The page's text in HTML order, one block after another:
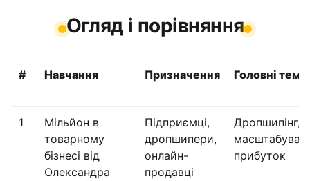
Огляд і порівняння
# Навчання Призначення Головні теми
1
Мільйон в
товарному
бізнесі від
Олександра
Підприємці,
дропшипери,
онлайн-
продавці
Дропшипінг,
прибуток